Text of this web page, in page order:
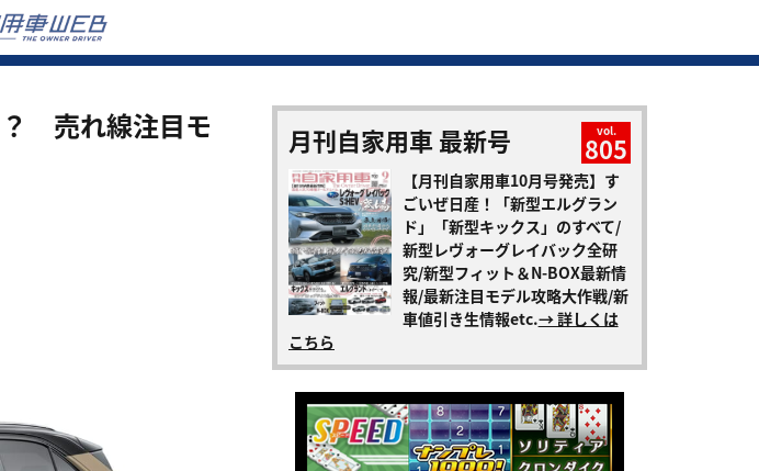
？ 売れ線注目モ
月刊自家用車 最新号 vol.
805
【月刊自家用車10月号発売】す
ごいぜ日産！「新型エルグラン
ド」「新型キックス」のすべて/
新型レヴォーグレイバック全研
究/新型フィット＆N-BOX最新情
報/最新注目モデル攻略大作戦/新
車値引き生情報etc.→ 詳しくは
こちら